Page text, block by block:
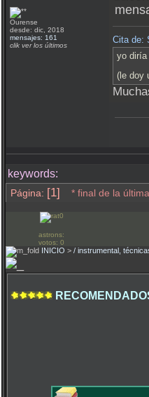
Ourense
desde: dic, 2018
mensajes: 161
clik ver los últimos
Cita de:
yo diría
(le doy
keywords:
Página: [1] * final de la
astrons:
votos: 0
INICIO > / instrumental,